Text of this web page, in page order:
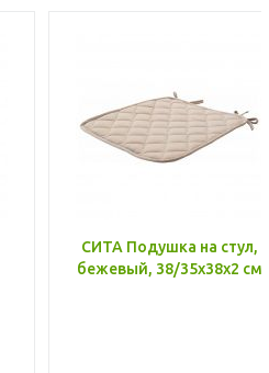
СИТА Подушка на стул,
бежевый, 38/35x38x2 см